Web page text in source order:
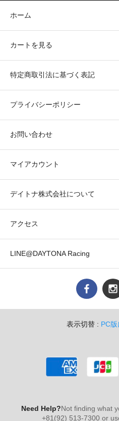
ホーム
カートを見る
特定商取引法に基づく表記
プライバシーポリシー
お問い合わせ
マイアカウント
デイトナ株式会社について
アクセス
LINE@DAYTONA Racing
表示切替 : PC
Need Help?Not finding what
+81(92) 513-7300 or